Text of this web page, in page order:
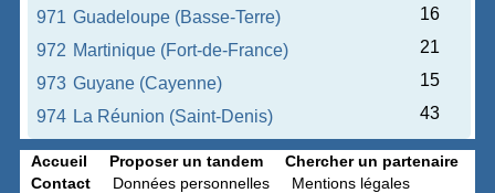
971 Guadeloupe (Basse-Terre)
16
972 Martinique (Fort-de-France)
21
973 Guyane (Cayenne)
15
974 La Réunion (Saint-Denis) 43
Accueil Proposer un tandem
Chercher un partenaire
Contact
Données personnelles
Mentions légales